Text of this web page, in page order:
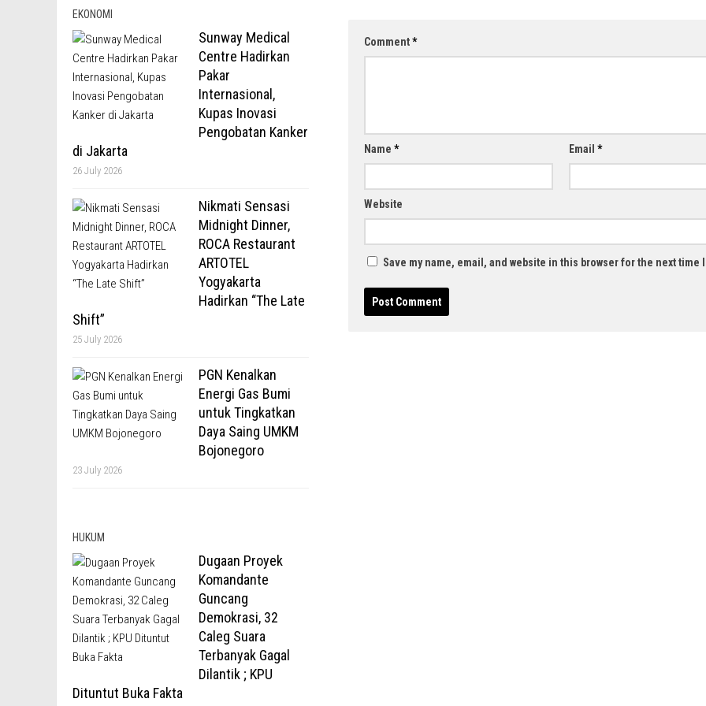
Comment*
Name * Email *
Website
Save my name, email, and website in this browser for the next time
EKONOMI
Sunway Medical
Centre Hadirkan
Pakar
Internasional,
Kupas Inovasi
Pengobatan Kanker
di Jakarta
26 July 2026
Nikmati Sensasi
Midnight Dinner,
ROCA Restaurant
ARTOTEL
Yogyakarta
Hadirkan “The Late
Shift”
25 July 2026
PGN Kenalkan
Energi Gas Bumi
untuk Tingkatkan
Daya Saing UMKM
Bojonegoro
23 July 2026
HUKUM
Dugaan Proyek
Komandante
Guncang
Demokrasi, 32
Caleg Suara
Terbanyak Gagal
Dilantik ; KPU
Dituntut Buka Fakta